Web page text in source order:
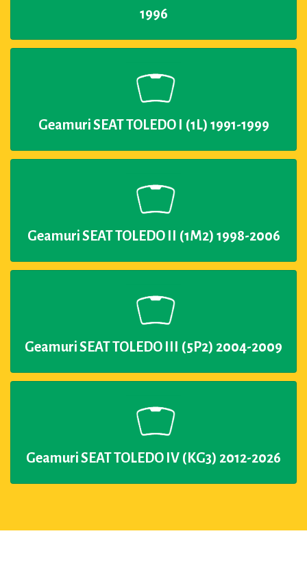
1996
Geamuri SEAT TOLEDO I (1L) 1991-1999
Geamuri SEAT TOLEDO II (1M2) 1998-2006
Geamuri SEAT TOLEDO III (5P2) 2004-2009
Geamuri SEAT TOLEDO IV (KG3) 2012-2026